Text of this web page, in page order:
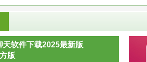
天软件下载2025最新版
版